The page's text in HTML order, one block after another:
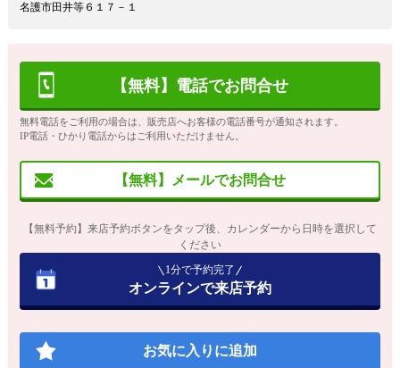
名護市田井等６１７－１
【無料】電話でお問合せ
無料電話をご利用の場合は、販売店へお客様の電話番号が通知されます。
IP電話・ひかり電話からはご利用いただけません。
【無料】メールでお問合せ
【無料予約】来店予約ボタンをタップ後、カレンダーから日時を選択して
ください
1分で予約完了
オンラインで来店予約
お気に入りに追加